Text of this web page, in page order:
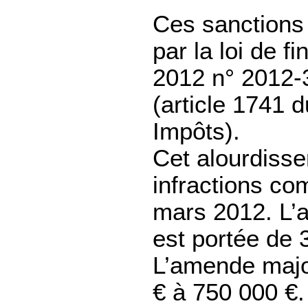
Ces
par la loi de
2012 n°
(article 1741
Impôts).
Cet
infractions
mars 2012.
est portée de
L’amende
€ à 750 000 €.